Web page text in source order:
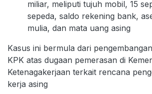
miliar, meliputi tujuh mobil, 15
sepeda, saldo rekening bank,
mulia, dan mata uang asing
Kasus ini bermula dari
KPK atas dugaan pemerasan di
Ketenagakerjaan terkait rencana
kerja asing